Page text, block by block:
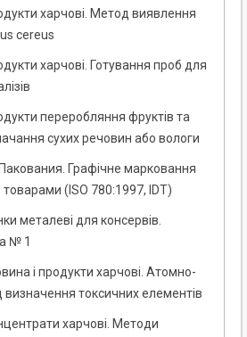
харчові. Метод виявлення
cereus
харчові. Готування проб для
переробляння фруктів та
сухих речовин або вологи
Графічне марковання
(ISO 780:1997, IDT)
металеві для консервів.
№ 1
і продукти харчові. Атомно-
токсичних елементів
харчові. Методи